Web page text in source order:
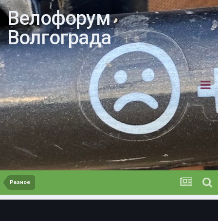
Велофорум
Волгограда
Разное